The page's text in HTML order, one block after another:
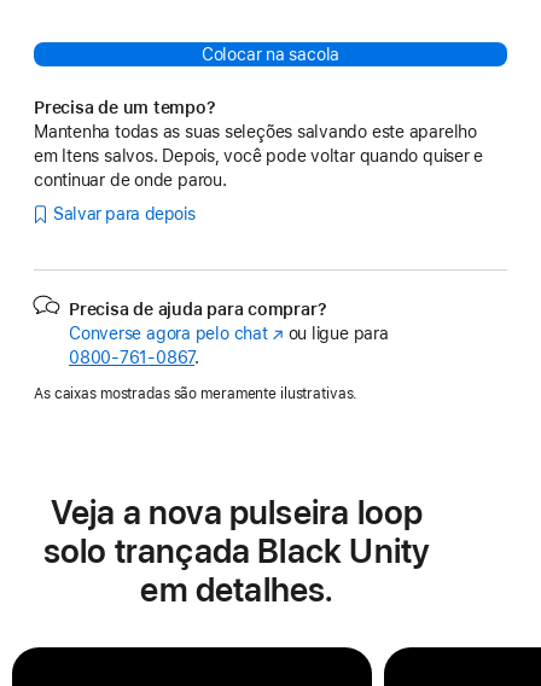
Colocar na sacola
Precisa de um tempo?
Mantenha todas as suas seleções salvando este aparelho
em Itens salvos. Depois, você pode voltar quando quiser e
continuar de onde parou.
Salvar para depois
Precisa de ajuda para comprar?
Converse agora pelo chat(o
em
ou ligue para
0800-761-0867.
As caixas mostradas são meramente ilustrativas.
Veja a nova pulseira loop
solo trançada Black Unity
em detalhes.